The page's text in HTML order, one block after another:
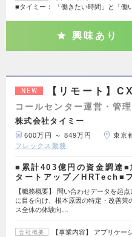
■タイミー： 「働きたい時間」と「働
興味あり
NEW 【リモート】
コールセンター運営・管理
株式会社タイミー
600万円 ～ 849万円 東京
フレックス勤務
■累計403億円の資金調達■
タートアップ／HRTech■
【職務概要】 問い合わせデータを起
に目を向け、根本原因の特定・改善策
ス全体の体験向…
会社概要
【事業内容】 アプリケー